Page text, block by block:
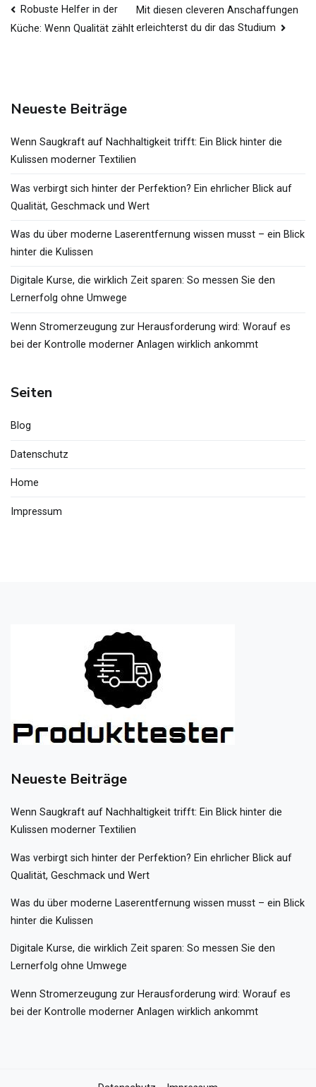
Beitragsnavigation
Robuste Helfer in der
Küche: Wenn Qualität zählt
Mit diesen cleveren Anschaffungen
erleichterst du dir das Studium
Neueste Beiträge
Wenn Saugkraft auf Nachhaltigkeit trifft: Ein Blick hinter die
Kulissen moderner Textilien
Was verbirgt sich hinter der Perfektion? Ein ehrlicher Blick auf
Qualität, Geschmack und Wert
Was du über moderne Laserentfernung wissen musst – ein Blick
hinter die Kulissen
Digitale Kurse, die wirklich Zeit sparen: So messen Sie den
Lernerfolg ohne Umwege
Wenn Stromerzeugung zur Herausforderung wird: Worauf es
bei der Kontrolle moderner Anlagen wirklich ankommt
Seiten
Blog
Datenschutz
Home
Impressum
Neueste Beiträge
Wenn Saugkraft auf Nachhaltigkeit trifft: Ein Blick hinter die
Kulissen moderner Textilien
Was verbirgt sich hinter der Perfektion? Ein ehrlicher Blick auf
Qualität, Geschmack und Wert
Was du über moderne Laserentfernung wissen musst – ein Blick
hinter die Kulissen
Digitale Kurse, die wirklich Zeit sparen: So messen Sie den
Lernerfolg ohne Umwege
Wenn Stromerzeugung zur Herausforderung wird: Worauf es
bei der Kontrolle moderner Anlagen wirklich ankommt